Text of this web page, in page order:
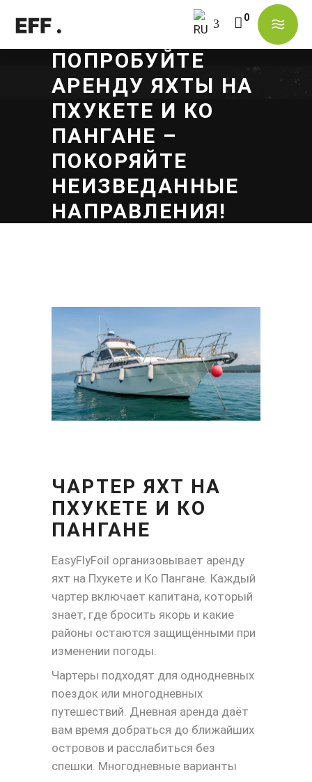
В корзине нет товаров.
ПОПРОБУЙТЕ
АРЕНДУ ЯХТЫ НА
ПХУКЕТЕ И КО
ПАНГАНЕ –
ПОКОРЯЙТЕ
НЕИЗВЕДАННЫЕ
НАПРАВЛЕНИЯ!
ЧАРТЕР ЯХТ НА
ПХУКЕТЕ И КО
ПАНГАНЕ
EasyFlyFoil организовывает аренду
яхт на Пхукете и Ко Пангане. Каждый
чартер включает капитана, который
знает, где бросить якорь и какие
районы остаются защищёнными при
изменении погоды.
Чартеры подходят для однодневных
поездок или многодневных
путешествий. Дневная аренда даёт
вам время добраться до ближайших
островов и расслабиться без
спешки. Многодневные варианты